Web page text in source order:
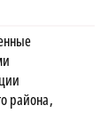
района,